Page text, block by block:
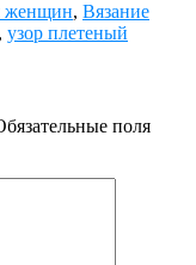
женщин, Вязание
, узор плетеный
поля